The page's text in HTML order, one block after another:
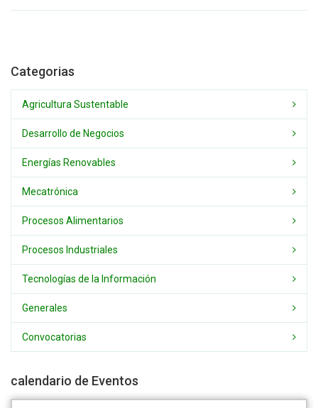
Categorias
Agricultura Sustentable
Desarrollo de Negocios
Energías Renovables
Mecatrónica
Procesos Alimentarios
Procesos Industriales
Tecnologías de la Información
Generales
Convocatorias
calendario de Eventos